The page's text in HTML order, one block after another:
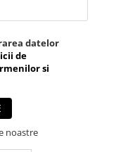
datelor
de
si
noastre